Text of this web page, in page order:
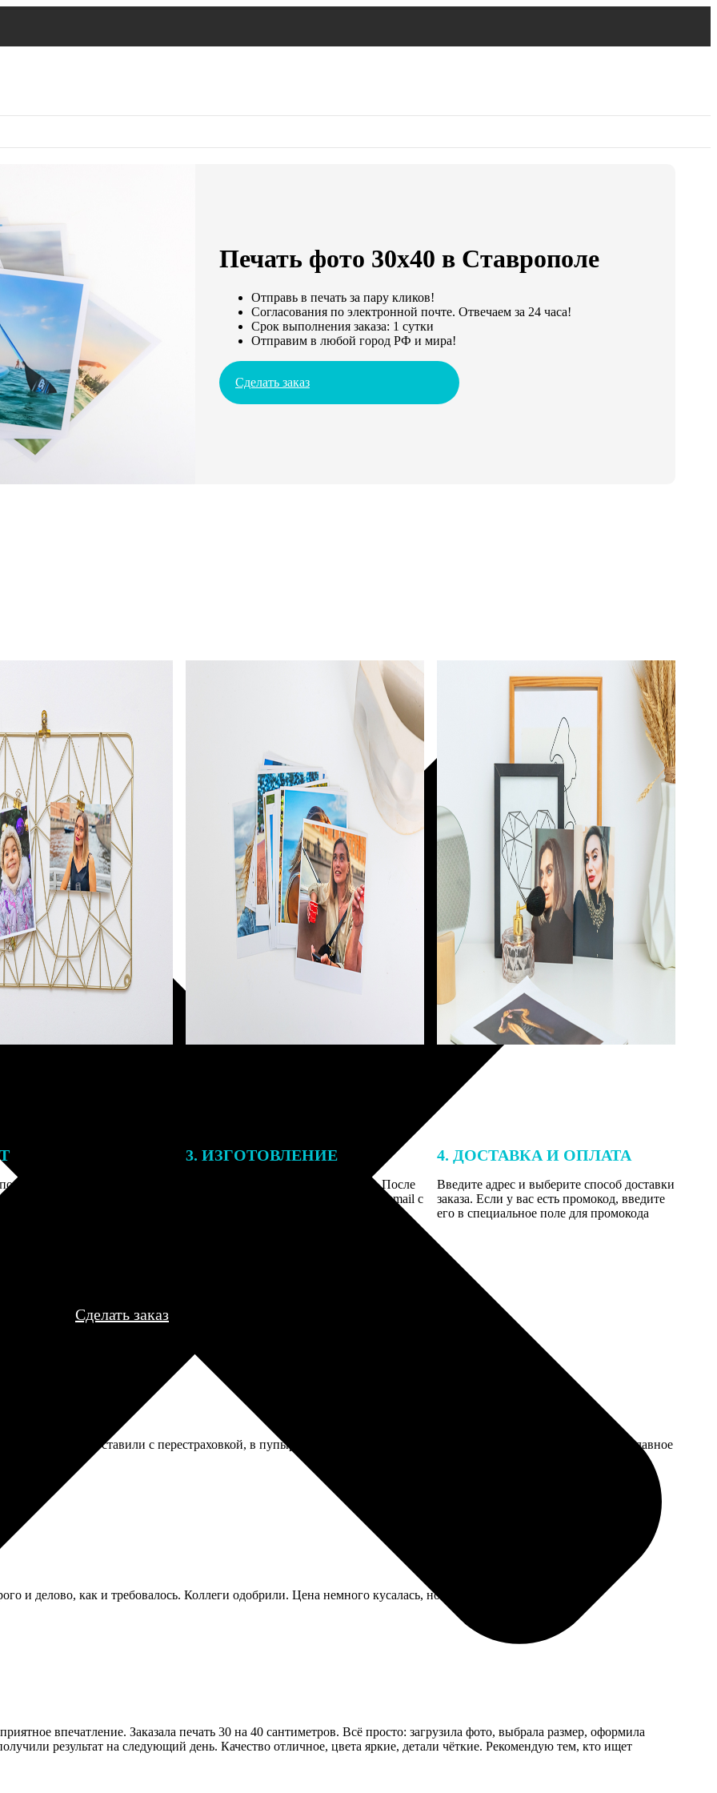
Печать фото 30х40 в Ставрополе
Отправь в печать за пару кликов!
Согласования по электронной почте. Отвечаем за 24 часа!
Срок выполнения заказа: 1 сутки
Отправим в любой город РФ и мира!
Сделать заказ
заказа к печати
могут связаться с Вами
телефону или email для
деталей.
3. ИЗГОТОВЛЕНИЕ
Оплатите заказ банковской картой. После
оплаты получите подтверждение на email с
описанием заказа. Когда отправим заказ
4. ДОСТАВКА И ОПЛАТА
Введите адрес и выберите способ доставки
заказа. Если у вас есть промокод, введите
его в специальное поле для промокода
Сделать заказ
красивая. Доставили с перестраховкой, в пупырке и картоне. Установила на специальные подставки, теперь главное
и делово, как и требовалось. Коллеги одобрили. Цена немного кусалась, но за оперативность не жалко.
впечатление. Заказала печать 30 на 40 сантиметров. Всё просто: загрузила фото, выбрала размер, оформила
результат на следующий день. Качество отличное, цвета яркие, детали чёткие. Рекомендую тем, кто ищет